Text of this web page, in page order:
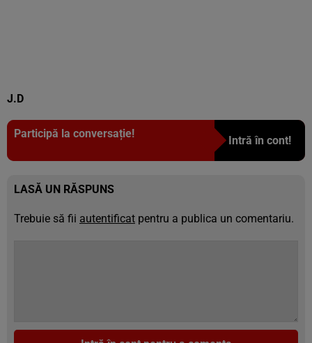
J.D
Participă la conversație!
Intră în cont!
LASĂ UN RĂSPUNS
Trebuie să fii autentificat pentru a publica un comentariu.